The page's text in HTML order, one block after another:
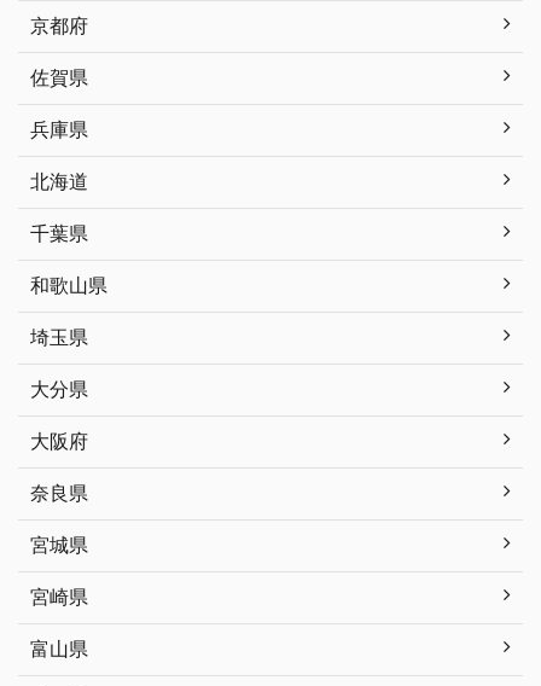
京都府
佐賀県
兵庫県
北海道
千葉県
和歌山県
埼玉県
大分県
大阪府
奈良県
宮城県
宮崎県
富山県